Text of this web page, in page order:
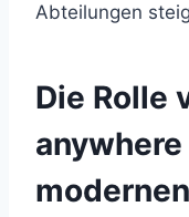
Abteilungen
Die Rolle
modernen